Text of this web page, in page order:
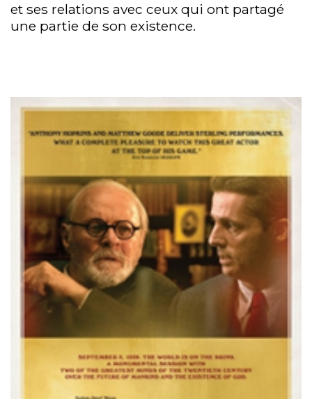
et ses relations avec ceux qui ont partagé
une partie de son existence.